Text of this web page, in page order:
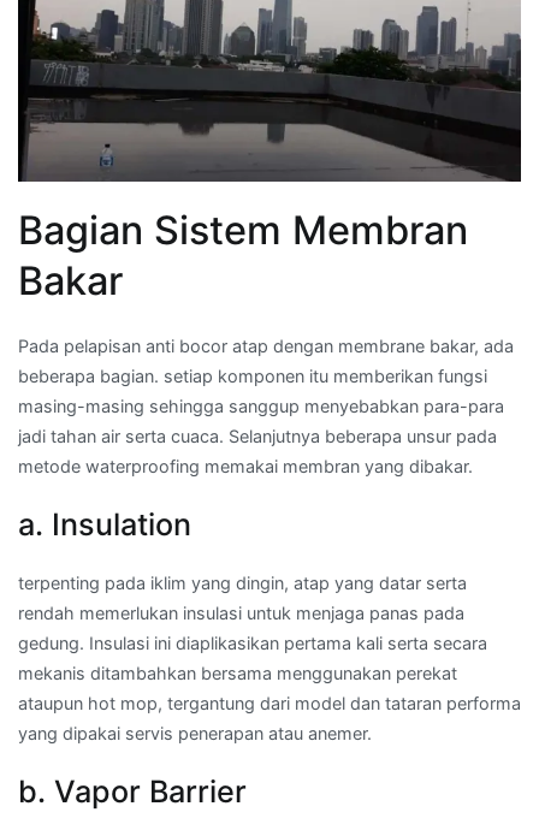
Bagian Sistem Membran
Bakar
Pada pelapisan anti bocor atap dengan membrane bakar, ada
beberapa bagian. setiap komponen itu memberikan fungsi
masing-masing sehingga sanggup menyebabkan para-para
jadi tahan air serta cuaca. Selanjutnya beberapa unsur pada
metode waterproofing memakai membran yang dibakar.
a. Insulation
terpenting pada iklim yang dingin, atap yang datar serta
rendah memerlukan insulasi untuk menjaga panas pada
gedung. Insulasi ini diaplikasikan pertama kali serta secara
mekanis ditambahkan bersama menggunakan perekat
ataupun hot mop, tergantung dari model dan tataran performa
yang dipakai servis penerapan atau anemer.
b. Vapor Barrier